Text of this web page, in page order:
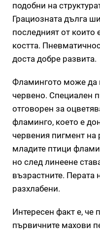
подобни на
Грациозната дълга
последният от които
костта.
доста добре развита.
Фламингото може да
червено. Специален
отговорен за
фламинго, което е
червения пигмент на
младите птици
но след линеене
възрастните. Перата
разхлабени.
Интересен факт е, че
първичните махови